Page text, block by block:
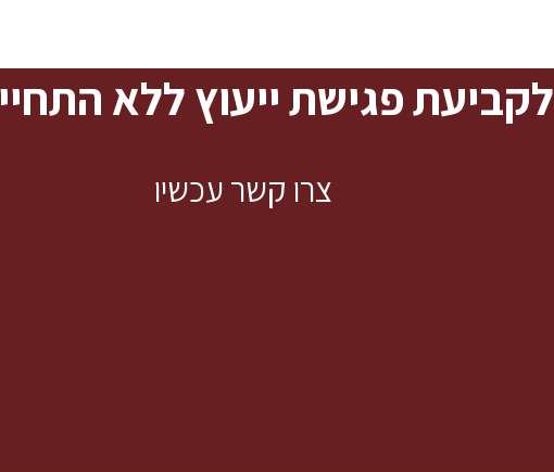
לקביעת פגישת ייעוץ ללא
צרו קשר עכשיו